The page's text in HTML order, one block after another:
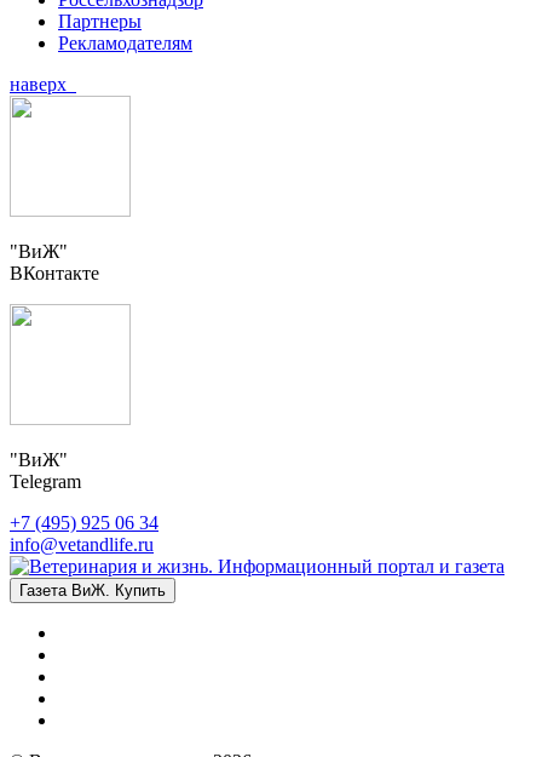
Партнеры
Рекламодателям
наверх
"ВиЖ"
ВКонтакте
"ВиЖ"
Telegram
+7 (495) 925 06 34
info@vetandlife.ru
Газета ВиЖ. Купить